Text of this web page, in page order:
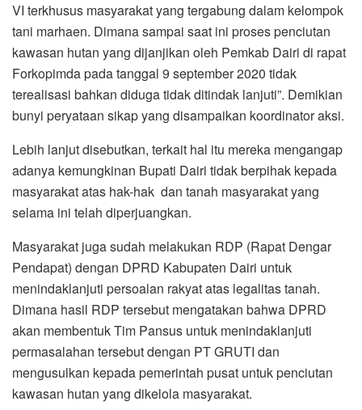
VI terkhusus masyarakat yang tergabung dalam kelompok
tani marhaen. Dimana sampai saat ini proses penciutan
kawasan hutan yang dijanjikan oleh Pemkab Dairi di rapat
Forkopimda pada tanggal 9 september 2020 tidak
terealisasi bahkan diduga tidak ditindak lanjuti”. Demikian
bunyi peryataan sikap yang disampaikan koordinator aksi.
Lebih lanjut disebutkan, terkait hal itu mereka mengangap
adanya kemungkinan Bupati Dairi tidak berpihak kepada
masyarakat atas hak-hak dan tanah masyarakat yang
selama ini telah diperjuangkan.
Masyarakat juga sudah melakukan RDP (Rapat Dengar
Pendapat) dengan DPRD Kabupaten Dairi untuk
menindaklanjuti persoalan rakyat atas legalitas tanah.
Dimana hasil RDP tersebut mengatakan bahwa DPRD
akan membentuk Tim Pansus untuk menindaklanjuti
permasalahan tersebut dengan PT GRUTI dan
mengusulkan kepada pemerintah pusat untuk penciutan
kawasan hutan yang dikelola masyarakat.